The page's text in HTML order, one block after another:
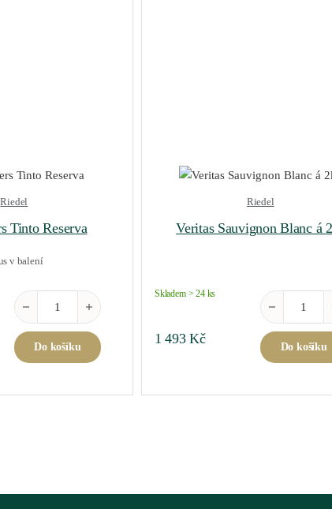
Riedel
Tinto Reserva
v balení
Sommeliers Tinto Reserva množství
Do košíku
Riedel
Veritas Sauvignon Blanc á
Skladem > 24 ks
1 493Kč
Veritas
Do košíku